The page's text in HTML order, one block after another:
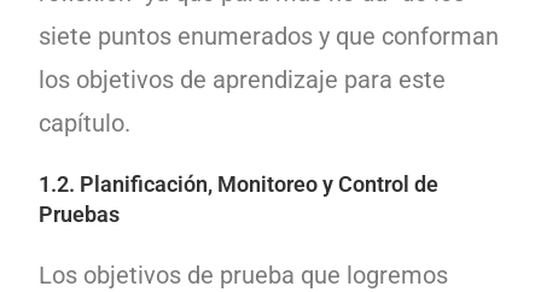
siete puntos enumerados y que conforman
los objetivos de aprendizaje para este
capítulo.
1.2. Planificación, Monitoreo y Control de
Pruebas
Los objetivos de prueba que logremos